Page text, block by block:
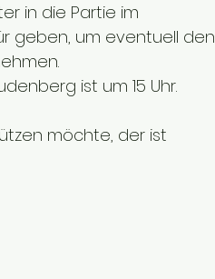
in die Partie im
geben, um eventuell den
ist um 15 Uhr.
möchte, der ist